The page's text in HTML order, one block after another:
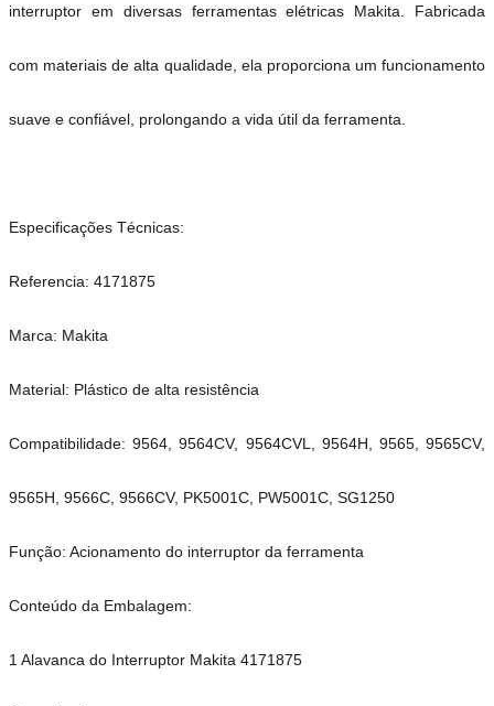
interruptor em diversas ferramentas elétricas Makita. Fabricada
com materiais de alta qualidade, ela proporciona um funcionamento
suave e confiável, prolongando a vida útil da ferramenta.
Especificações Técnicas:
Referencia: 4171875
Marca: Makita
Material: Plástico de alta resistência
Compatibilidade: 9564, 9564CV, 9564CVL, 9564H, 9565, 9565CV,
9565H, 9566C, 9566CV, PK5001C, PW5001C, SG1250
Função: Acionamento do interruptor da ferramenta
Conteúdo da Embalagem:
1 Alavanca do Interruptor Makita 4171875